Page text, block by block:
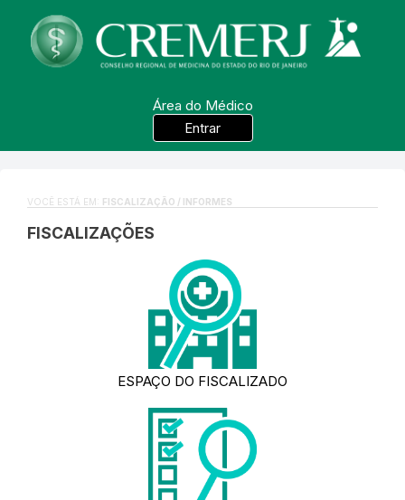
Área do Médico
Entrar
VOCÊ ESTÁ EM: FISCALIZAÇÃO / INFORMES
FISCALIZAÇÕES
ESPAÇO DO FISCALIZADO